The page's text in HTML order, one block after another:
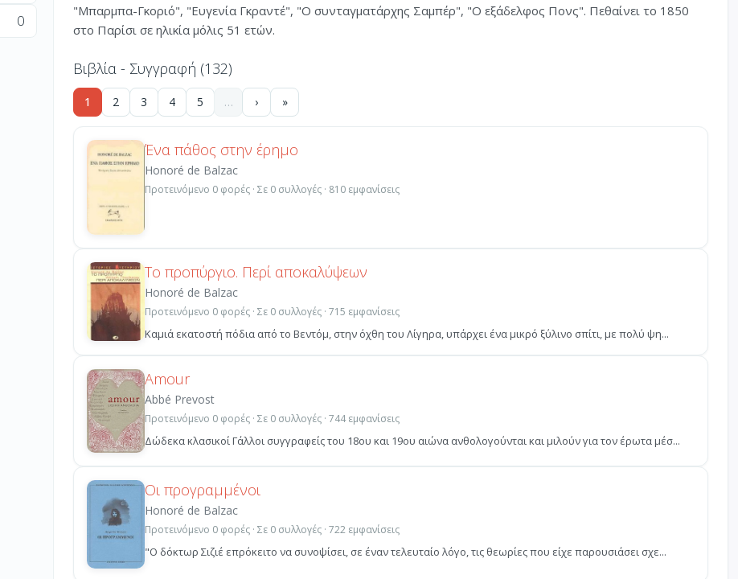
0
"Μπαρμπα-Γκοριό", "Ευγενία Γκραντέ", "Ο συνταγματάρχης Σαμπέρ", "Ο εξάδελφος Πονς". Πεθαίνει το 1850
στο Παρίσι σε ηλικία μόλις 51 ετών.
Βιβλία - Συγγραφή (132)
1 2 3 4 5 … › »
Ένα πάθος στην έρημο
Honoré de Balzac
Προτεινόμενο 0 φορές · Σε 0 συλλογές · 810 εμφανίσεις
Το προπύργιο. Περί αποκαλύψεων
Honoré de Balzac
Προτεινόμενο 0 φορές · Σε 0 συλλογές · 715 εμφανίσεις
Καμιά εκατοστή πόδια από το Βεντόμ, στην όχθη του Λίγηρα, υπάρχει ένα μικρό ξύλινο σπίτι, με πολύ ψη...
Amour
Abbé Prevost
Προτεινόμενο 0 φορές · Σε 0 συλλογές · 744 εμφανίσεις
Δώδεκα κλασικοί Γάλλοι συγγραφείς του 18ου και 19ου αιώνα ανθολογούνται και μιλούν για τον έρωτα μέσ...
Οι προγραμμένοι
Honoré de Balzac
Προτεινόμενο 0 φορές · Σε 0 συλλογές · 722 εμφανίσεις
"Ο δόκτωρ Σιζιέ επρόκειτο να συνοψίσει, σε έναν τελευταίο λόγο, τις θεωρίες που είχε παρουσιάσει σχε...